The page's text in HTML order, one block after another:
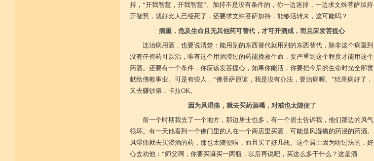
持，“开我智慧，开我智慧”。加持不是没有条件的，你一边迷掉，一边求文殊菩萨加持
开智慧，就好比人已经死了，还要求文殊菩萨加持，能够活转来，这可能吗？
病重，危及生命且无其他药可替代，才可开酒戒，而且应发菩提心
连治病用酒，也要说清楚：能用别的东西替代就用别的东西替代，除非这个病重到
没有任何药可以治，唯有这个用酒浸过的药能挽救生命，要严重到这个程度才能用这个
药酒。还要有一个条件，你应该发菩提心，如果你能活，你要把今后的生命时光全部贡
献给佛教事业。可是有些人，“佛菩萨原谅，我是没有办法，要治病喔。”结果病好了，
又去赚钞票，卡拉OK。
因为风湿痛，就去买药酒喝，对戒也太随便了
前一个时期我去了一个地方，那边居士也多，有一个居士告诉我，他们那边的风气
很坏。有一天他看到一个佛门里的人在一个商店里买酒，可能是风湿痛的药浸的药酒。
风湿痛就去买浸酒的药，那也太随便啦，而且买了好几瓶。这个居士因为听过法的，好
心去劝他：“师父啊，你要买嘛买一两瓶，以后再说吧，买这么多干什么？这是酒